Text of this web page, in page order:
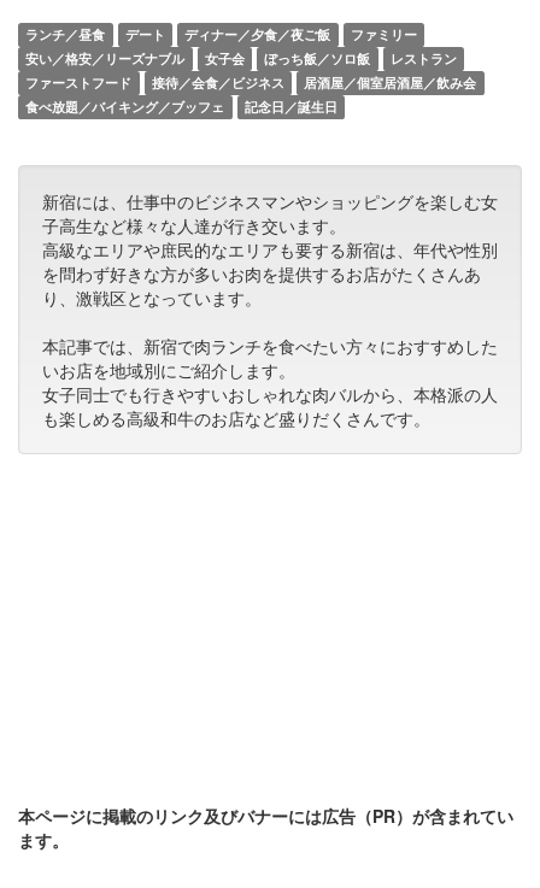
ランチ／昼食 デート ディナー／夕食／夜ご飯
ファミリー
安い／格安／リーズナブル
女子会 ぼっち飯／ソロ飯
レストラン
ファーストフード
接待／会食／ビジネス
居酒屋／個室居酒屋／飲み会
食べ放題／バイキング／ブッフェ
記念日／誕生日
新宿には、仕事中のビジネスマンやショッピングを楽しむ女
子高生など様々な人達が行き交います。
高級なエリアや庶民的なエリアも要する新宿は、年代や性別
を問わず好きな方が多いお肉を提供するお店がたくさんあ
り、激戦区となっています。
本記事では、新宿で肉ランチを食べたい方々におすすめした
いお店を地域別にご紹介します。
女子同士でも行きやすいおしゃれな肉バルから、本格派の人
も楽しめる高級和牛のお店など盛りだくさんです。
本ページに掲載のリンク及びバナーには広告（PR）が含まれてい
ます。